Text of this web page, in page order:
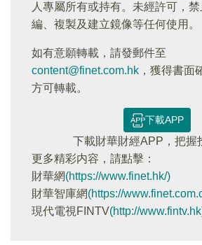
人專屬所有或持有。未經許可，
編、複製及建立鏡像等任何使用。
如有意願轉載，請發郵件至
content@finet.com.hk ，獲得書面
方可轉載。
下載APP
下載財華財經APP，把握
更多精彩内容，請點擊：
財華網(https://www.finet.hk/)
財華智庫網(https://
現代電視FINTV(http://